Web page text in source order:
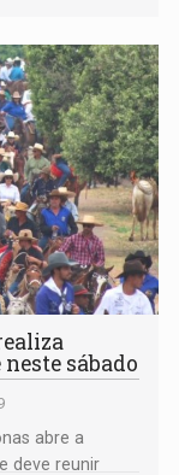
dos Anjos
sábado
abre a
deve reunir